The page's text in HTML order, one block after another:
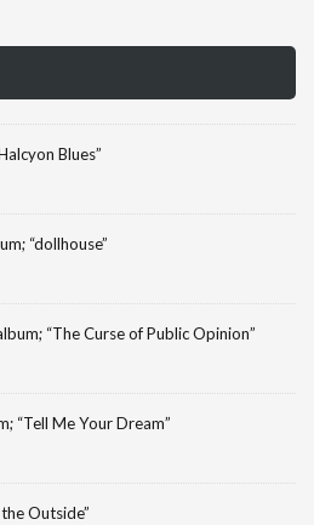
Blues”
“dollhouse”
“The Curse of Public Opinion”
“Tell Me Your Dream”
Outside”